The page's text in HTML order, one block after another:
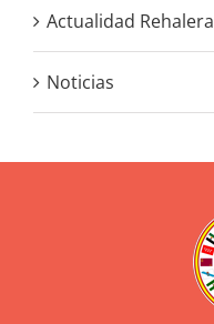
Actualidad Rehalera
Noticias